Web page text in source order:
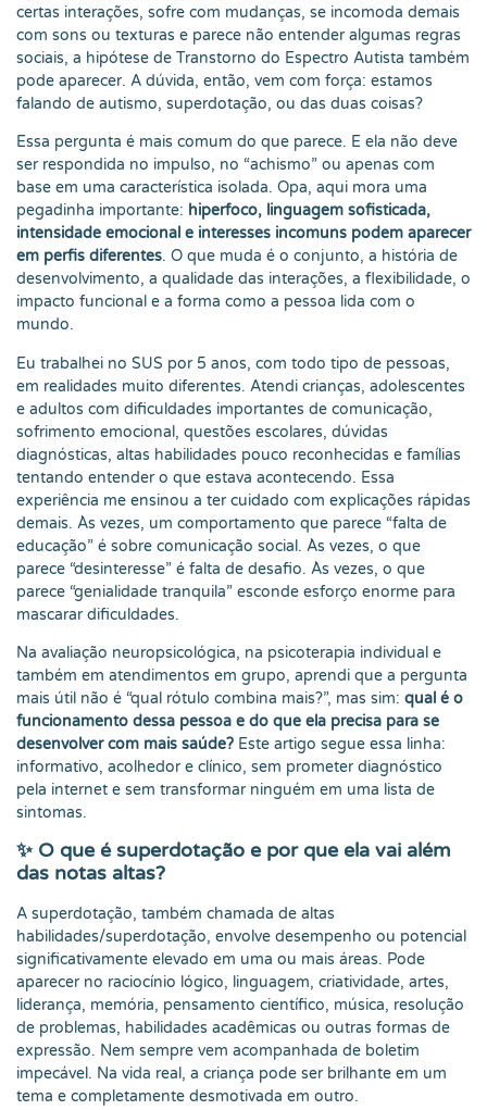
certas interações, sofre com mudanças, se incomoda demais
com sons ou texturas e parece não entender algumas regras
sociais, a hipótese de Transtorno do Espectro Autista também
pode aparecer. A dúvida, então, vem com força: estamos
falando de autismo, superdotação, ou das duas coisas?
Essa pergunta é mais comum do que parece. E ela não deve
ser respondida no impulso, no “achismo” ou apenas com
base em uma característica isolada. Opa, aqui mora uma
pegadinha importante: hiperfoco, linguagem sofisticada,
intensidade emocional e interesses incomuns podem aparecer
em perfis diferentes. O que muda é o conjunto, a história de
desenvolvimento, a qualidade das interações, a flexibilidade, o
impacto funcional e a forma como a pessoa lida com o
mundo.
Eu trabalhei no SUS por 5 anos, com todo tipo de pessoas,
em realidades muito diferentes. Atendi crianças, adolescentes
e adultos com dificuldades importantes de comunicação,
sofrimento emocional, questões escolares, dúvidas
diagnósticas, altas habilidades pouco reconhecidas e famílias
tentando entender o que estava acontecendo. Essa
experiência me ensinou a ter cuidado com explicações rápidas
demais. Às vezes, um comportamento que parece “falta de
educação” é sobre comunicação social. Às vezes, o que
parece “desinteresse” é falta de desafio. Às vezes, o que
parece “genialidade tranquila” esconde esforço enorme para
mascarar dificuldades.
Na avaliação neuropsicológica, na psicoterapia individual e
também em atendimentos em grupo, aprendi que a pergunta
mais útil não é “qual rótulo combina mais?”, mas sim: qual é o
funcionamento dessa pessoa e do que ela precisa para se
desenvolver com mais saúde? Este artigo segue essa linha:
informativo, acolhedor e clínico, sem prometer diagnóstico
pela internet e sem transformar ninguém em uma lista de
sintomas.
✨ O que é superdotação e por que ela vai além
das notas altas?
A superdotação, também chamada de altas
habilidades/superdotação, envolve desempenho ou potencial
significativamente elevado em uma ou mais áreas. Pode
aparecer no raciocínio lógico, linguagem, criatividade, artes,
liderança, memória, pensamento científico, música, resolução
de problemas, habilidades acadêmicas ou outras formas de
expressão. Nem sempre vem acompanhada de boletim
impecável. Na vida real, a criança pode ser brilhante em um
tema e completamente desmotivada em outro.